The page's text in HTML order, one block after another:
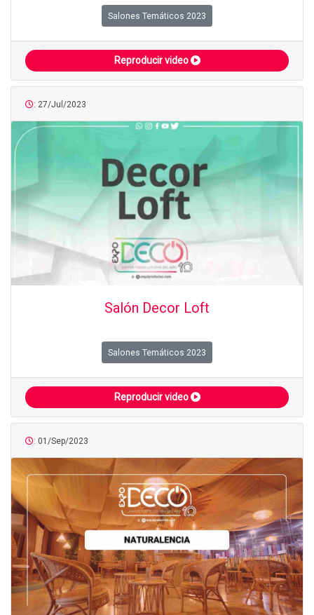
Salones Temáticos 2023
Reproducir video
: 27/Jul/2023
Salón Decor Loft
Salones Temáticos 2023
Reproducir video
: 01/Sep/2023